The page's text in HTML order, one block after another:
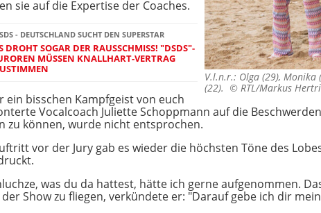
V.l.n.r.: Olga (29), Monika
(22). © RTL/Markus
sie auf die Expertise der Coaches.
- DEUTSCHLAND SUCHT DEN SUPERSTAR
DROHT SOGAR DER RAUSSCHMISS! "DSDS"-
MÜSSEN KNALLHART-VERTRAG
ein bisschen Kampfgeist von euch
Vocalcoach Juliette Schoppmann auf die
zu können, wurde nicht entsprochen.
vor der Jury gab es wieder die höchsten Töne des
was du da hattest, hätte ich gerne aufgenommen.
Show zu fliegen, verkündete er: "Darauf gebe ich dir